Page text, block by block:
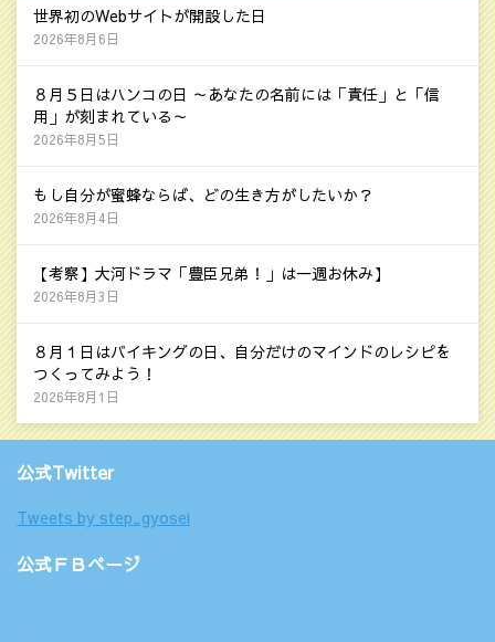
世界初のWebサイトが開設した日
2026年8月6日
８月５日はハンコの日 ～あなたの名前には「責任」と「信
用」が刻まれている～
2026年8月5日
もし自分が蜜蜂ならば、どの生き方がしたいか？
2026年8月4日
【考察】大河ドラマ「豊臣兄弟！」は一週お休み】
2026年8月3日
８月１日はバイキングの日、自分だけのマインドのレシピを
つくってみよう！
2026年8月1日
公式Twitter
Tweets by step_gyosei
公式ＦＢページ